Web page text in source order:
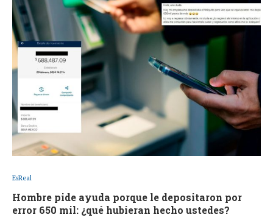
EsReal
Hombre pide ayuda porque le depositaron por
error 650 mil: ¿qué hubieran hecho ustedes?